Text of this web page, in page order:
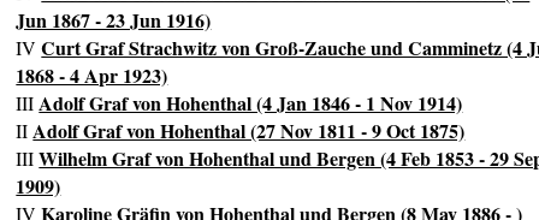
Jun 1867 - 23 Jun 1916)
IVCurt Graf Strachwitz von Groß-Zauche und Camminetz (4
1868 - 4 Apr 1923)
IIIAdolf Graf von Hohenthal (4 Jan 1846 - 1 Nov 1914)
IIAdolf Graf von Hohenthal (27 Nov 1811 - 9 Oct 1875)
IIIWilhelm Graf von Hohenthal und Bergen (4 Feb 1853 - 29
1909)
IVKaroline Gräfin von Hohenthal und Bergen (8 May 1886 - )